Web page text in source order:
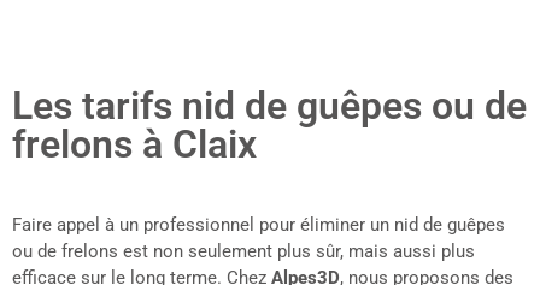
Les tarifs nid de guêpes ou de
frelons à Claix
Faire appel à un professionnel pour éliminer un nid de guêpes
ou de frelons est non seulement plus sûr, mais aussi plus
efficace sur le long terme. Chez Alpes3D, nous proposons des